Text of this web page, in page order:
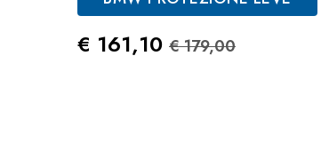
Prezzo
€ 161,10 Prezzo Standard
€ 179,00